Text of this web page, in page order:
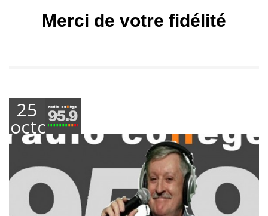
Merci de votre fidélité
25
octobre
2018